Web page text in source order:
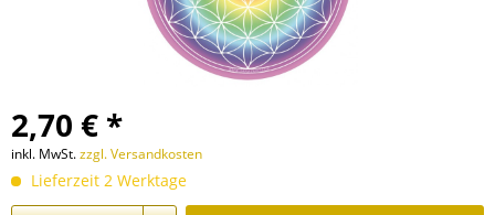
2,70 € *
inkl. MwSt.zzgl. Versandkosten
Lieferzeit 2 Werktage